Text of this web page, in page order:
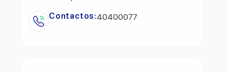
Contactos:40400077